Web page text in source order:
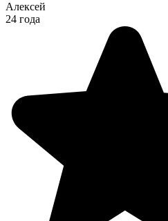
Алексей
24 года